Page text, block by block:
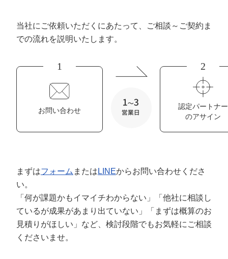
クレーム窓口
定額制採用代行・RPO『トルトルくん』
定額LINE運用代行『LINEマキトルくん』
1本無料で記事を制作『SEOトライアル』
定額制LP制作・改善『最強LP』
採用YouTubeチャンネル構築『トリトル』
料金表
動画編集
YouTubeディレクター
会社概要・役員紹介
ミッション・ビジョン・バリュー
代表メッセージ（岩野圭佑）
認定パートナー
動画ディレクター
営業
当社にご依頼いただくにあたって、ご相談～ご契約ま
での流れを説明いたします。
1
お問い合わせ
2
認定パートナー
のアサイン
まずはフォーム または LINEからお問い合わせくださ
い。
「何が課題かもイマイチわからない」「他社に相談し
ているが成果があまり出ていない」「まずは概算のお
見積りがほしい」など、検討段階でもお気軽にご相談
くださいませ。